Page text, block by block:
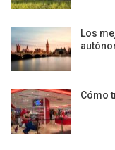
Los
Cómo